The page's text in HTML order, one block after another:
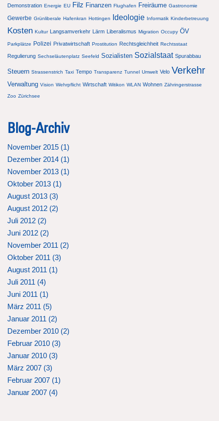
Demonstration Energie EU Filz Finanzen Flughafen Freiräume Gastronomie
Gewerbe Grünliberale Hafenkran Hottingen Ideologie Informatik Kinderbetreuung
Kosten Kultur Langsamverkehr Lärm Liberalismus Migration Occupy ÖV
Parkplätze Polizei Privatwirtschaft Prostitution Rechtsgleichheit Rechtsstaat
Regulierung Sechseläutenplatz Seefeld Sozialisten Sozialstaat Spurabbau
Steuern Strassenstrich Taxi Tempo Transparenz Tunnel Umwelt Velo Verkehr
Verwaltung Vision Wehrpflicht Wirtschaft Witikon WLAN Wohnen Zähringerstrasse
Zoo Zürichsee
Blog-Archiv
November 2015 (1)
Dezember 2014 (1)
November 2013 (1)
Oktober 2013 (1)
August 2013 (3)
August 2012 (2)
Juli 2012 (2)
Juni 2012 (2)
November 2011 (2)
Oktober 2011 (3)
August 2011 (1)
Juli 2011 (4)
Juni 2011 (1)
März 2011 (5)
Januar 2011 (2)
Dezember 2010 (2)
Februar 2010 (3)
Januar 2010 (3)
März 2007 (3)
Februar 2007 (1)
Januar 2007 (4)